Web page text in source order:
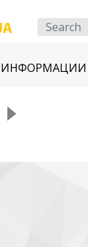
ИНФОРМАЦИИ